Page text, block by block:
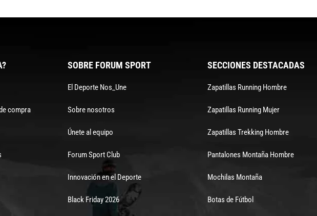
compra
SOBRE FORUM SPORT
El Deporte Nos_Une
Sobre nosotros
Únete al equipo
Forum Sport Club
Innovación en el Deporte
Black Friday 2026
SECCIONES DESTACADAS
Zapatillas Running Hombre
Zapatillas Running Mujer
Zapatillas Trekking Hombre
Pantalones Montaña Hombre
Mochilas Montaña
Botas de Fútbol